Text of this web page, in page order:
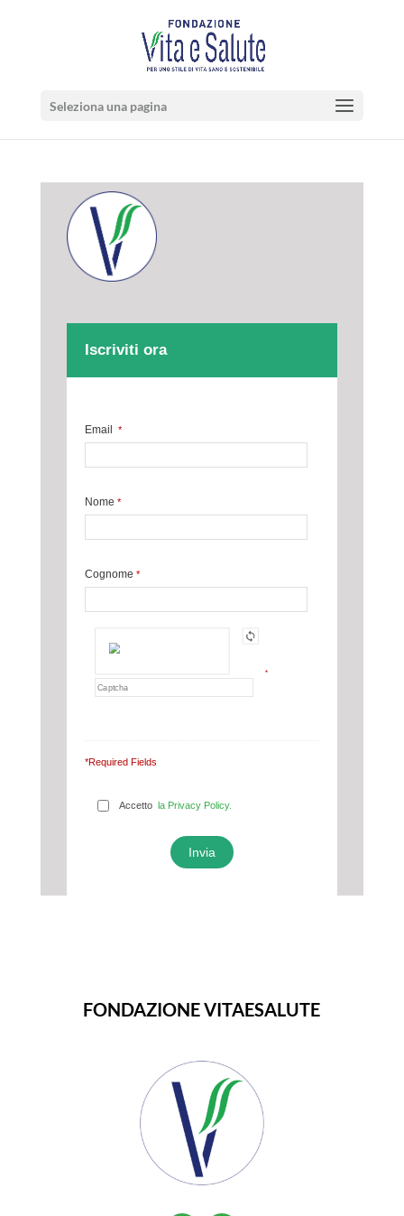
Seleziona una pagina
Iscriviti ora
Email *
Nome *
Cognome *
*
*Required Fields
Accetto la Privacy Policy.
FONDAZIONE VITAESALUTE